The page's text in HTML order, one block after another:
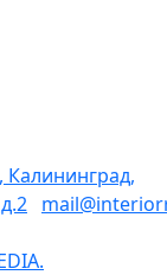
Калининград,